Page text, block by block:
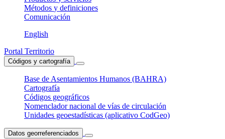
Métodos y definiciones
Comunicación
English
Portal Territorio
Códigos y cartografía
Base de Asentamientos Humanos (BAHRA)
Cartografía
Códigos geográficos
Nomenclador nacional de vías de circulación
Unidades geoestadísticas (aplicativo CodGeo)
Datos georreferenciados